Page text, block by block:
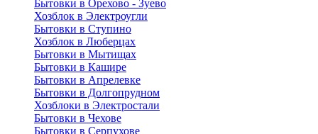
Бытовки в Орехово - Зуево
Хозблок в Электроугли
Бытовки в Ступино
Хозблок в Люберцах
Бытовки в Мытищах
Бытовки в Кашире
Бытовки в Апрелевке
Бытовки в Долгопрудном
Хозблоки в Электростали
Бытовки в Чехове
Бытовки в Серпухове